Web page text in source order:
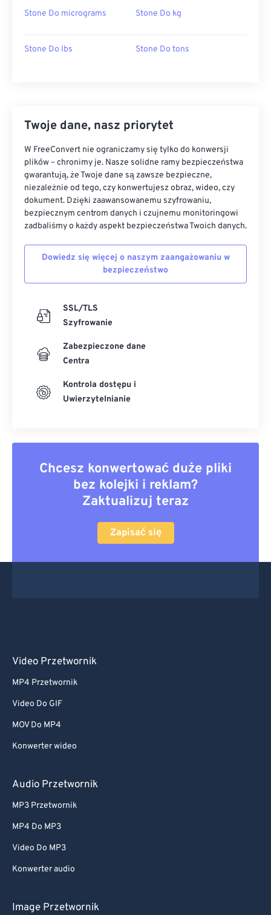
Stone Do micrograms Stone Do kg
Stone Do lbs Stone Do tons
Twoje dane, nasz priorytet
W FreeConvert nie ograniczamy się tylko do konwersji
plików – chronimy je. Nasze solidne ramy bezpieczeństwa
gwarantują, że Twoje dane są zawsze bezpieczne,
niezależnie od tego, czy konwertujesz obraz, wideo, czy
dokument. Dzięki zaawansowanemu szyfrowaniu,
bezpiecznym centrom danych i czujnemu monitoringowi
zadbaliśmy o każdy aspekt bezpieczeństwa Twoich danych.
Dowiedz się więcej o naszym zaangażowaniu w
bezpieczeństwo
SSL/TLS
Szyfrowanie
Zabezpieczone dane
Centra
Kontrola dostępu i
Uwierzytelnianie
Chcesz konwertować duże pliki
bez kolejki i reklam?
Zaktualizuj teraz
Zapisać się
Video Przetwornik
MP4 Przetwornik
Video Do GIF
MOV Do MP4
Konwerter wideo
Audio Przetwornik
MP3 Przetwornik
MP4 Do MP3
Video Do MP3
Konwerter audio
Image Przetwornik